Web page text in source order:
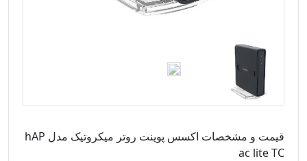
قیمت و مشخصات اکسس پوینت روتر میکروتیک مدل hAP
ac lite TC